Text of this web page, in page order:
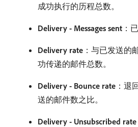
成功执行的历程总数。
Delivery - Messages sent ：
Delivery rate ：与已发送的
功传递的邮件总数。
Delivery - Bounce rate ：退
送的邮件数之比。
Delivery - Unsubscribed rate